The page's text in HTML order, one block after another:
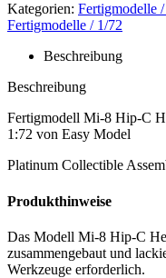
Kategorien: Fertigmodelle
Fertigmodelle / 1/72
Beschreibung
Beschreibung
Fertigmodell Mi-8 Hip-C
1:72 von Easy Model
Platinum Collectible
Produkthinweise
Das Modell Mi-8 Hip-C
zusammengebaut und
Werkzeuge erforderlich.